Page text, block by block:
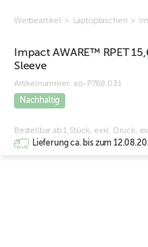
Werbeartikel > Laptoptaschen >
Impact AWARE™ RPET
Sleeve
Artikelnummer:xo-P788.031
Nachhaltig
Bestellbar ab 1 Stück, exkl. Druck,
Lieferung ca. bis zum